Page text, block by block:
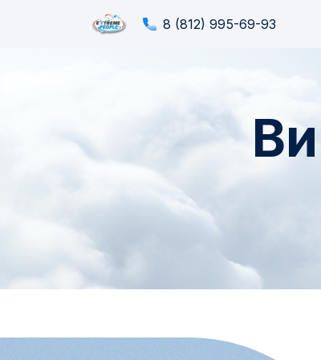
8 (812) 995-69-93